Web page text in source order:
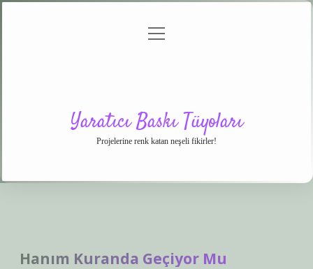
menüyü
Yaratıcı Baskı Tüyoları
Projelerine renk katan neşeli fikirler!
Hanım Kuranda Geçiyor Mu